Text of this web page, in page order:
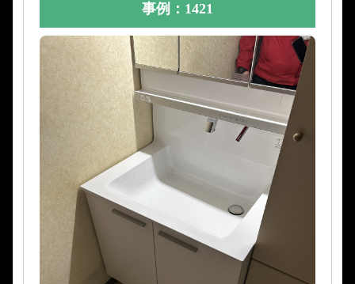
事例：1421